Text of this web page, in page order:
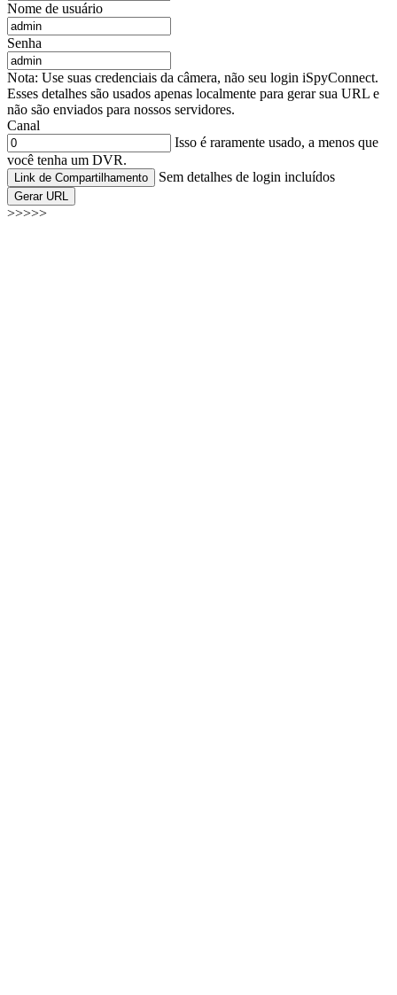
Nome de usuário
Senha
Nota: Use suas credenciais da câmera, não seu login iSpyConnect.
Esses detalhes são usados apenas localmente para gerar sua URL e
não são enviados para nossos servidores.
Canal
Isso é raramente usado, a menos que
você tenha um DVR.
Link de Compartilhamento Sem detalhes de login incluídos
Gerar URL
>>>>>